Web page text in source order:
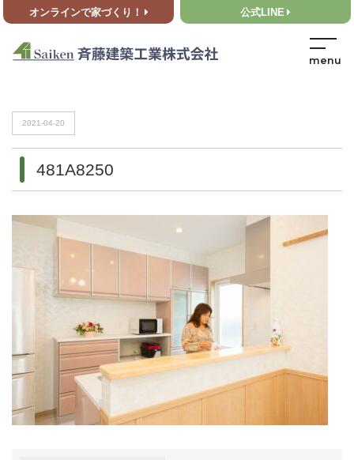
オンラインで家づくり！ 公式LINE
HOME>481A8250
2021-04-20
481A8250